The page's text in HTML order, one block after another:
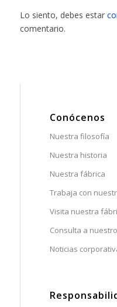
Lo siento, debes estar
comentario.
Conócenos
Nuestra filosofía
Nuestra historia
Nuestra fábrica
Trabaja con
Visita nuestra
Consulta a
Noticias